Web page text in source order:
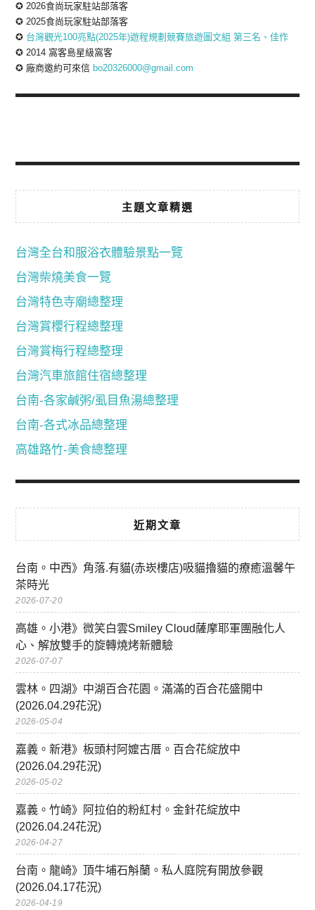
✪ 2026食尚玩家駐站部落客
✪ 2025食尚玩家駐站部落客
✪ 台灣觀光100亮點(2025年)遊程規劃競賽旅遊圖文組 第三名、佳作
✪ 2014 窩客島星級窩客
✪ 廠商邀約可來信 bo20326000@gmail.com
主題文章精選
台灣全台和服浴衣體驗景點一覽
台灣柴燒美食一覽
台灣特色寺廟總整理
台灣賞櫻行程總整理
台灣賞梅行程總整理
台灣汽車旅館住宿總整理
台南-各家鹹粥/虱目魚湯總整理
台南-各式冰品總整理
高雄路竹-美食總整理
近期文章
台南。中西》角落.有貓(赤崁樓店)吸貓擼貓的療癒溫馨午
茶時光
2026-07-20
高雄。小港》微笑白雲Smiley Cloud薩摩耶軍團融化人
心、解放雙手的旋轉燒烤新體驗
2026-07-07
雲林。四湖》中湖百合花園。滿滿的百合花盛開中
(2026.04.29花況)
2026-05-04
嘉義。新港》板頭村阿嬤古厝。百合花綻放中
(2026.04.29花況)
2026-05-02
嘉義。竹崎》阿拉伯的粉紅村。金針花綻放中
(2026.04.24花況)
2026-04-27
台南。龍崎》頂牛埔石斛蘭。私人庭院有開放參觀
(2026.04.17花況)
2026-04-19